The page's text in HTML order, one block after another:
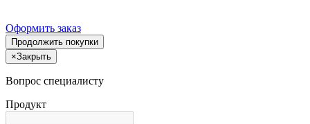
Оформить заказ
Продолжить покупки
×Закрыть
Вопрос специалисту
Продукт